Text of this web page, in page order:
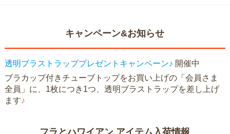
キャンペーン&お知らせ
透明ブラストラッププレゼントキャンペーン♪ 開催中
ブラカップ付きチューブトップをお買い上げの「会員さま
全員」に、1枚につき1つ、透明ブラストラップを差し上げ
ます♪